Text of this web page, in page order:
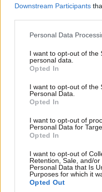
Downstream Participants
Please note that this
not limited to your visit or
grant or deny consent to
use your data for below
consent section.
Personal Data
I want to opt-out of the
personal data.
Opted In
I want to opt-out of the
Personal Data.
Opted In
I want to opt-out of
Personal Data for
Opted In
I want to opt-out of
Retention, Sale, and/
Personal Data that Is
Purposes for which it
Opted Out
Βλυχάδα: Η παραλία
Έρημος Ναμίμπ: